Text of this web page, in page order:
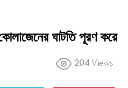
ঘাটতি পূরণ করে
204 Views